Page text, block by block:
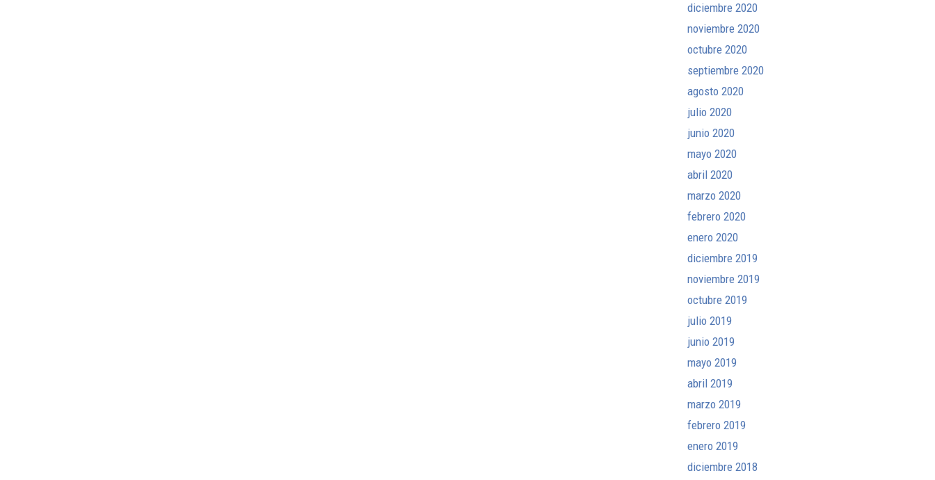
diciembre 2020
noviembre 2020
octubre 2020
septiembre 2020
agosto 2020
julio 2020
junio 2020
mayo 2020
abril 2020
marzo 2020
febrero 2020
enero 2020
diciembre 2019
noviembre 2019
octubre 2019
julio 2019
junio 2019
mayo 2019
abril 2019
marzo 2019
febrero 2019
enero 2019
diciembre 2018